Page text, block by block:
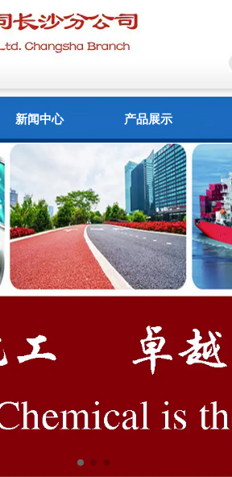
新闻中心 产品展示